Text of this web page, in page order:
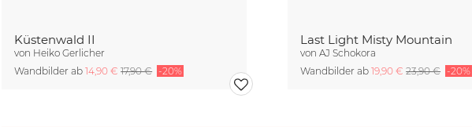
Küstenwald II
von Heiko Gerlicher
Wandbilder ab14,90 €17,90 € -20%
Last Light Misty Mountain
vonAJ Schokora
Wandbilder ab19,90 €23,90 € -20%